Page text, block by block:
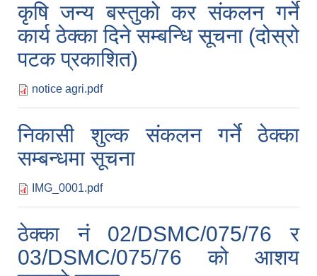
कृषि जन्य बस्तुको कर संकलन गर्ने
कार्य ठेक्का दिने सम्बन्धि सूचना (दोस्रो
पटक प्रकाशित)
notice agri.pdf
निकासी शुल्क संकलन गर्ने ठेक्का
सम्बन्धमा सूचना
IMG_0001.pdf
ठेक्का नं 02/DSMC/075/76 र
03/DSMC/075/76 को आशय